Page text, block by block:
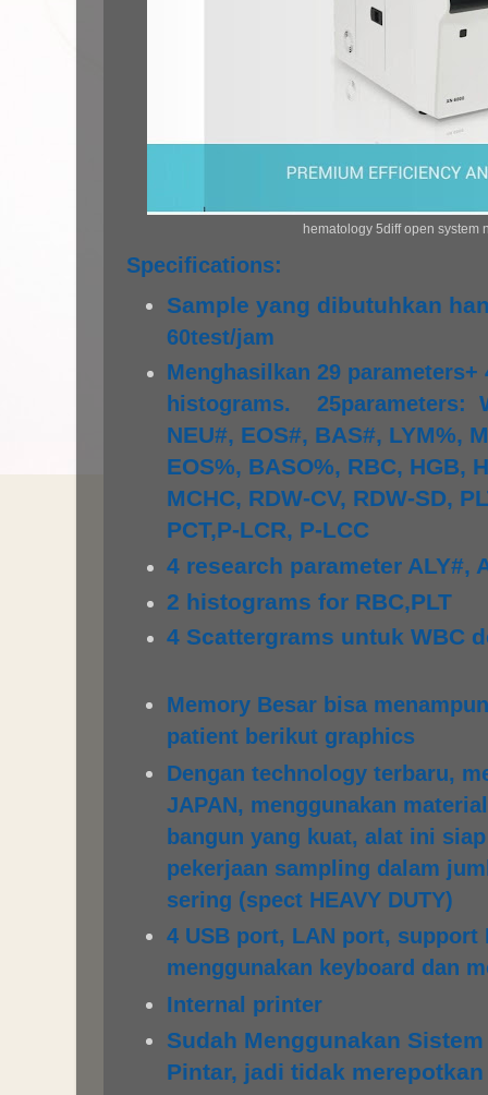
hematology 5diff open system
Specifications:
Sample yang dibutuhkan
60test/jam
Menghasilkan 29 parameters+
histograms.25parameters:
NEU#, EOS#, BAS#, LYM%,
EOS%, BASO%, RBC, HGB,
MCHC, RDW-CV, RDW-SD,
PCT,P-LCR, P-LCC
4 research parameter ALY#,
2 histograms for RBC,PLT
4 Scattergrams untuk
Memory Besar bisa
patient berikut graphics
Dengan technology terbaru,
JAPAN, menggunakan
bangun yang kuat, alat ini
pekerjaan sampling dalam
sering (spect HEAVY DUTY)
4 USB port, LAN port, support
menggunakan keyboard dan
Internal printer
Sudah Menggunakan
Pintar, jadi tidak